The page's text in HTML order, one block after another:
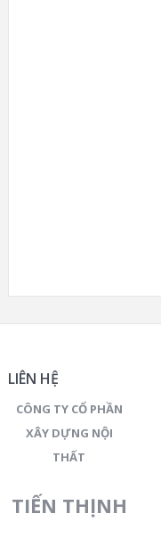
LIÊN HỆ
CÔNG TY CỔ PHẦN
XÂY DỰNG NỘI
THẤT
TIẾN THỊNH